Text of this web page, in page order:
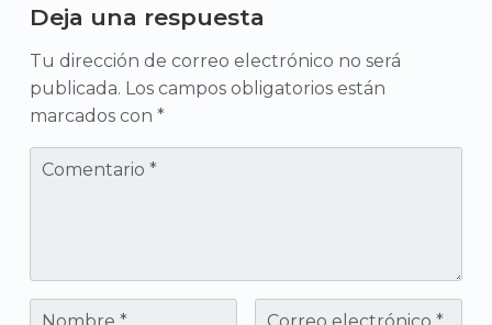
Deja una respuesta
Tu dirección de correo electrónico no ser
publicada. Los campos obligatorios están
marcados con *